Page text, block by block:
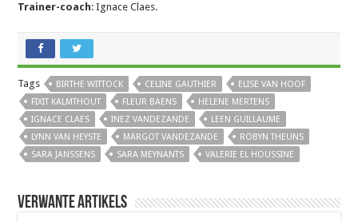
Trainer-coach: Ignace Claes.
Tags BIRTHE WITTOCK CELINE GAUTHIER
ELISE VAN HOOF
FIXIT KALMTHOUT
FLEUR BAENS
HELENE MERTENS
IGNACE CLAES
INEZ VANDEZANDE
LEEN GUILLAUME
LYNN VAN HEYSTE
MARGOT VANDEZANDE
ROBYN THEUNS
SARA JANSSENS
SARA MEYNANTS VALERIE EL HOUSSINE
Verwante artikels